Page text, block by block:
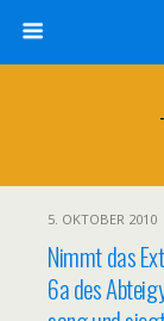
5. OKTOBER 2010
Nimmt das
6a des